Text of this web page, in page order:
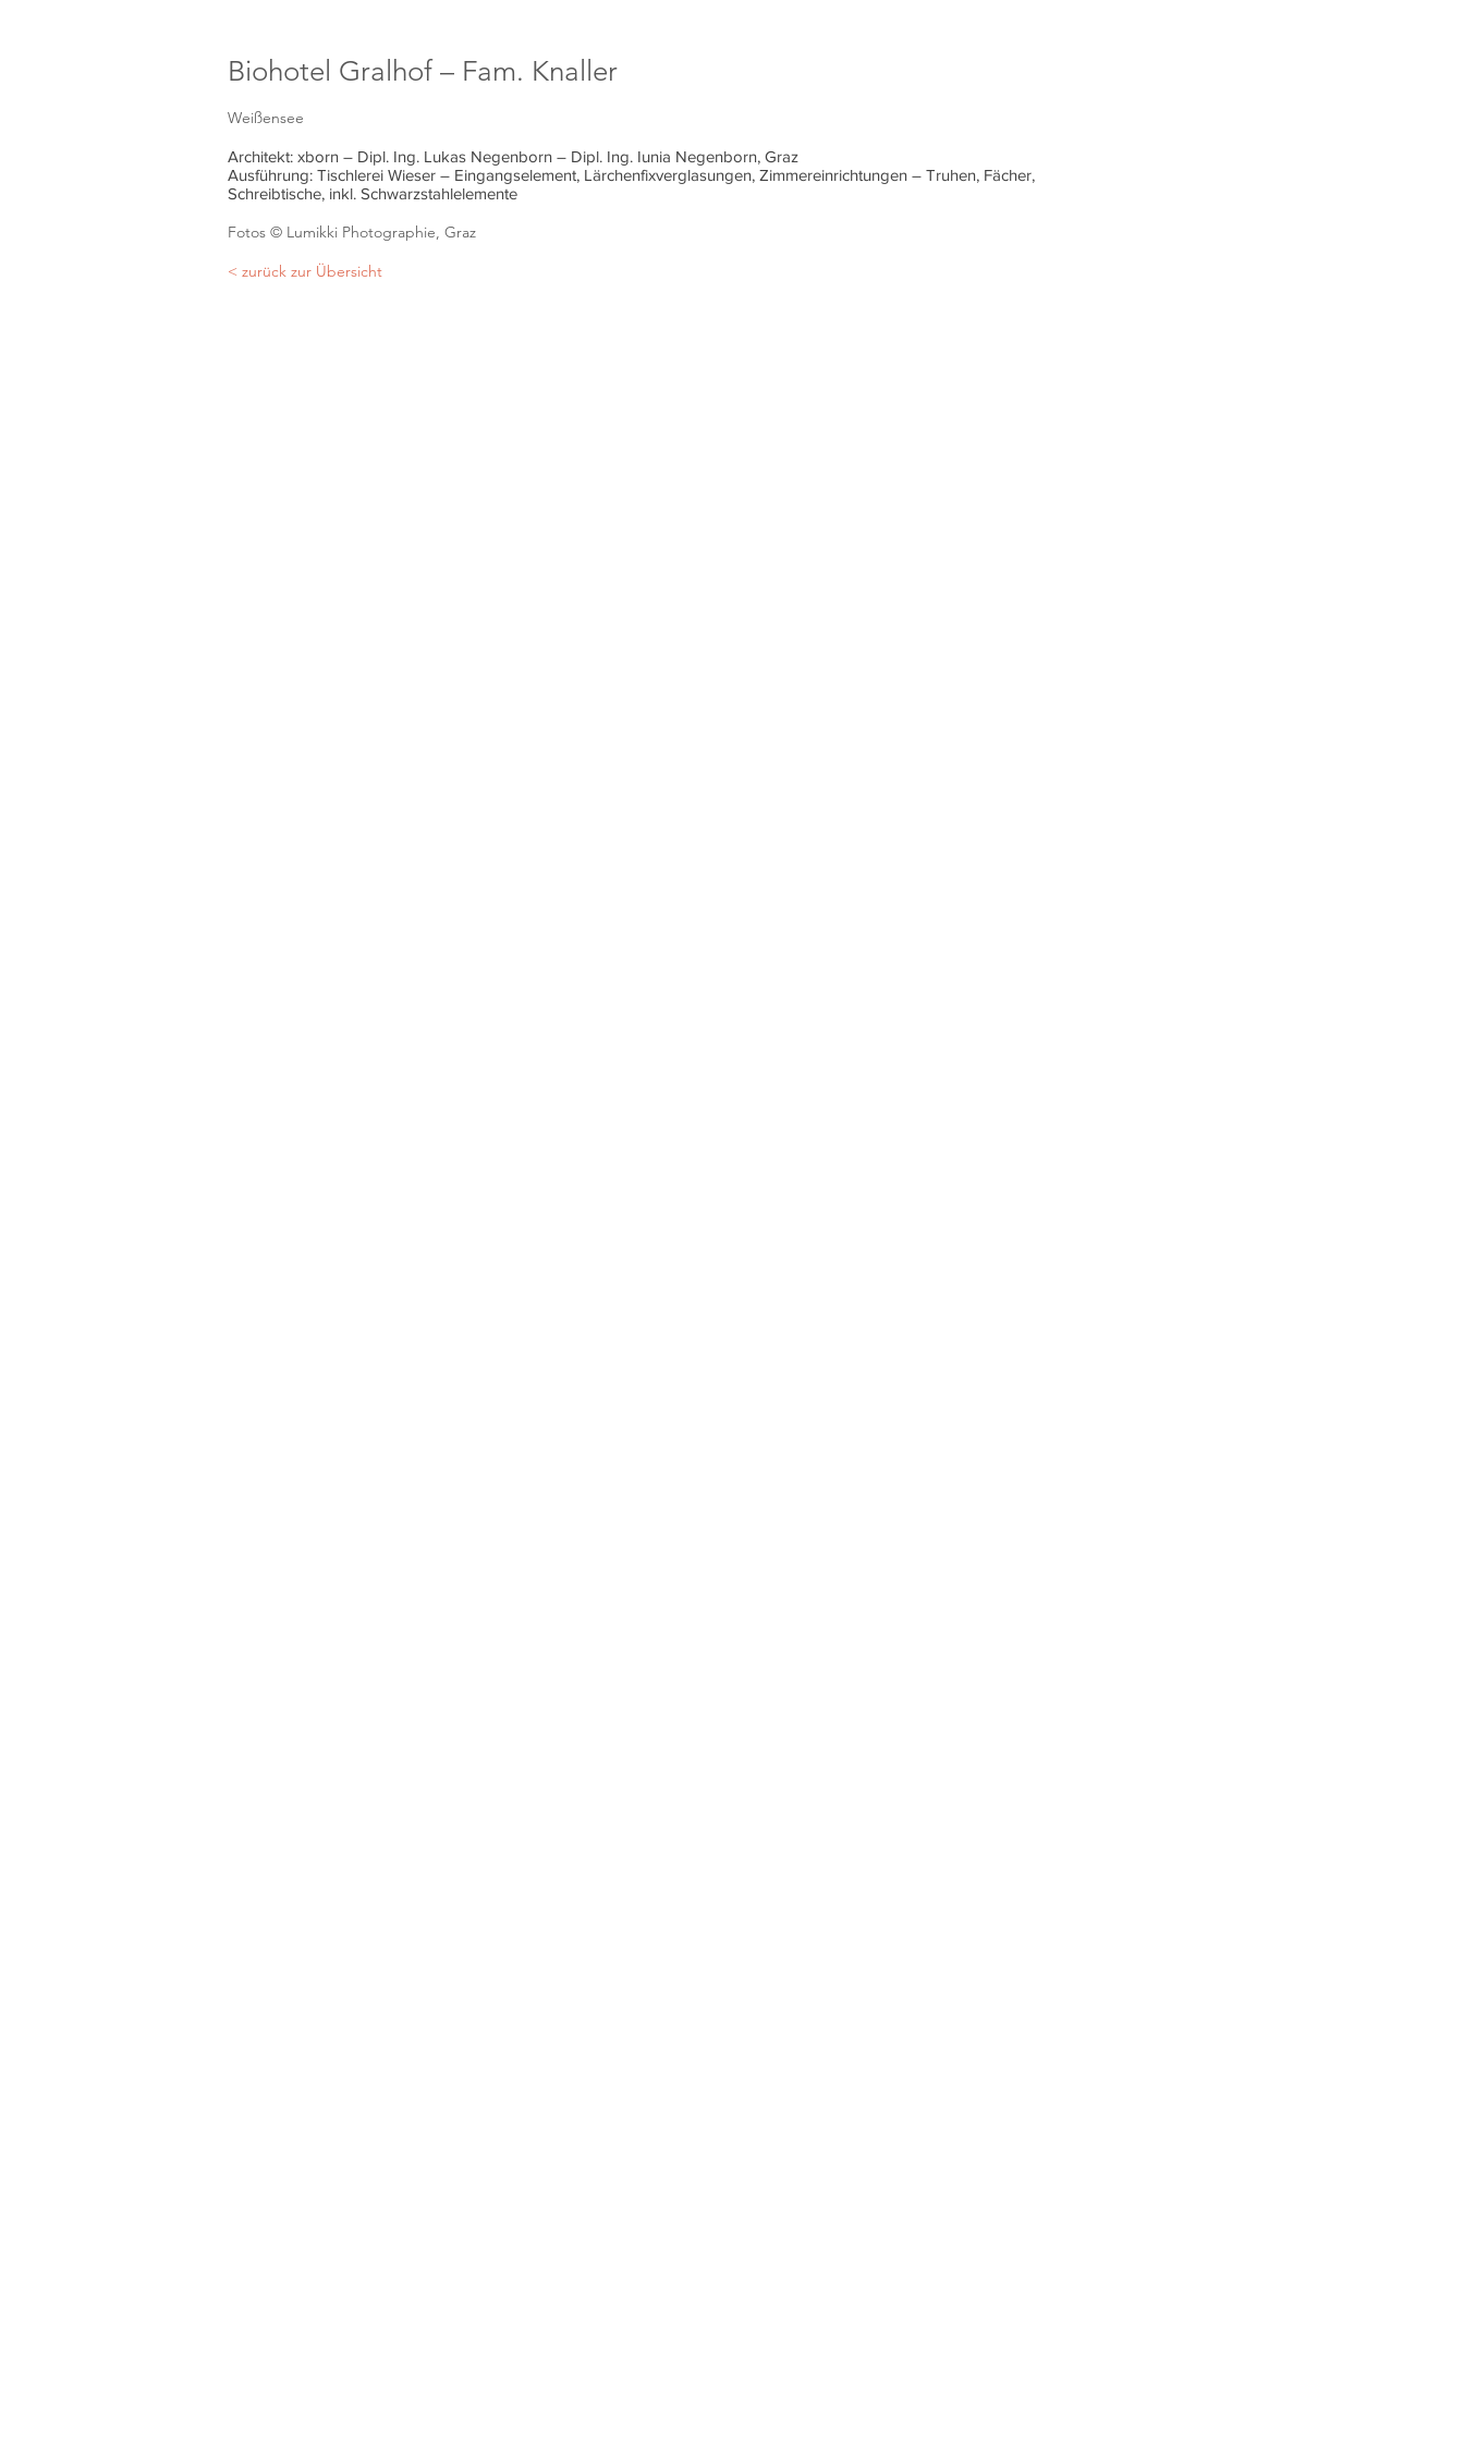
Biohotel Gralhof – Fam. Knaller
Weißensee
Architekt: xborn – Dipl. Ing. Lukas Negenborn – Dipl. Ing. Iunia Negenborn, Graz
Ausführung: Tischlerei Wieser – Eingangselement, Lärchenfixverglasungen, Zimmereinrichtungen – Truhen, Fächer,
Schreibtische, inkl. Schwarzstahlelemente
Fotos © Lumikki Photographie, Graz
< zurück zur Übersicht